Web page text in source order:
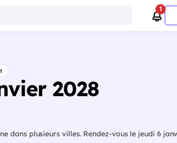
1
2028
dans plusieurs villes. Rendez-vous le jeudi 6